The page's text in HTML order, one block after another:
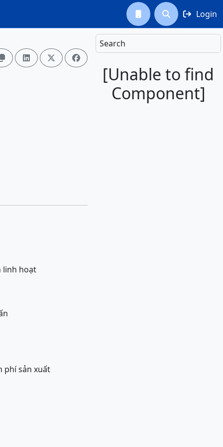
  Login
Search
[Unable to find
Component]
  
linh hoạt
phí sản xuất